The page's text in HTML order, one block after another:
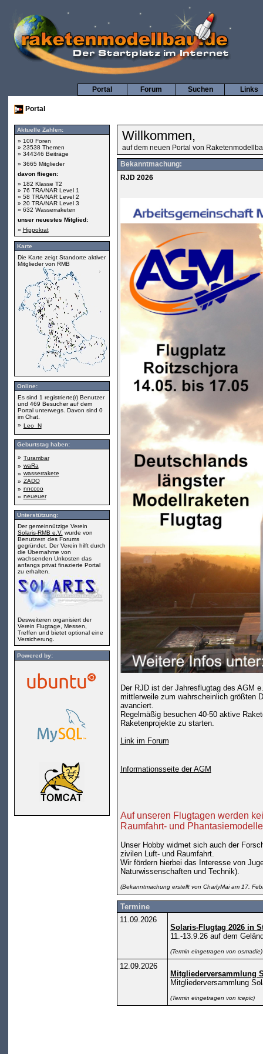
Links
Suchen
Forum
Portal
Portal
Aktuelle Zahlen:
» 100 Foren
» 23538 Themen
» 344346 Beiträge
» 3665 Mitglieder
davon fliegen:
» 182 Klasse T2
» 76 TRA/NAR Level 1
» 58 TRA/NAR Level 2
» 20 TRA/NAR Level 3
» 632 Wasserraketen
unser neuestes Mitglied:
» Hippokrat
Karte
Die Karte zeigt Standorte aktiver
Mitglieder von RMB
Online:
Es sind 1 registrierte(r) Benutzer
und 469 Besucher auf dem
Portal unterwegs. Davon sind 0
im Chat.
» Leo_N
Geburtstag haben:
» Turambar
» waRa
» wasserrakete
» ZADO
» nnccoo
» neueuer
Unterstützung:
Der gemeinnützige Verein
Solaris-RMB e.V. wurde von
Benutzern des Forums
gegründet. Der Verein hilft durch
die Übernahme von
wachsenden Unkosten das
anfangs privat finazierte Portal
zu erhalten.
Desweiteren organisiert der
Verein Flugtage, Messen,
Treffen und bietet optional eine
Versicherung.
Powered by:
Willkommen,
auf dem neuen Portal von
Bekanntmachung:
RJD 2026
Der RJD ist der Jahresflugtag des AGM
mittlerweile zum wahrscheinlich größten
avanciert.
Regelmäßig besuchen 40-50 aktive
Raketenprojekte zu starten.
Link im Forum
Informationsseite der AGM
Auf unseren Flugtagen werden
Raumfahrt- und
Unser Hobby widmet sich auch der
zivilen Luft- und Raumfahrt.
Wir fördern hierbei das Interesse von
Naturwissenschaften und Technik).
(Bekanntmachung erstellt von CharlyMai am 17.
Termine
11.09.2026
Solaris-Flugtag 2026 in
11.-13.9.26 auf dem
(Termin eingetragen von osmadie)
12.09.2026
Mitgliederversammlung
Mitgliederversammlung
(Termin eingetragen von icepic)